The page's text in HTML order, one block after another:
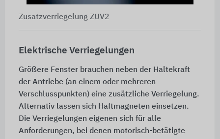
Zusatzverriegelung ZUV2
Elektrische Verriegelungen
Größere Fenster brauchen neben der Haltekraft
der Antriebe (an einem oder mehreren
Verschlusspunkten) eine zusätzliche Verriegelung.
Alternativ lassen sich Haftmagneten einsetzen.
Die Verriegelungen eigenen sich für alle
Anforderungen, bei denen motorisch-betätigte